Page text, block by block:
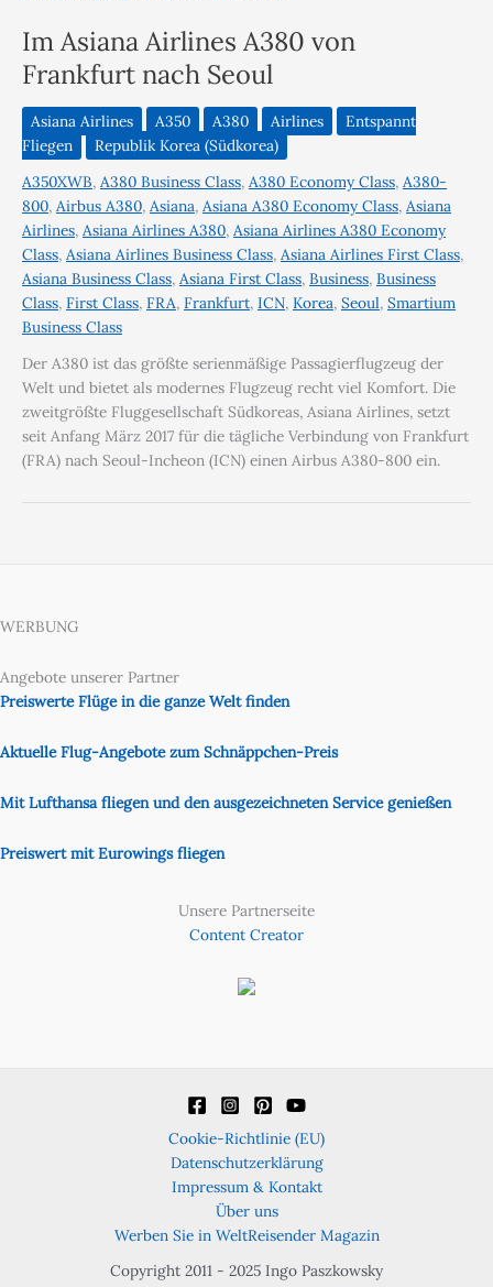
Im Asiana Airlines A380 von
Frankfurt nach Seoul
Asiana Airlines A350 A380 Airlines
Entspannt
Fliegen
Republik Korea (Südkorea)
A350XWB, A380 Business Class, A380 Economy Class, A380-
800, Airbus A380, Asiana, Asiana A380 Economy Class, Asiana
Airlines, Asiana Airlines A380, Asiana Airlines A380 Economy
Class, Asiana Airlines Business Class, Asiana Airlines First Class,
Asiana Business Class, Asiana First Class, Business, Business
Class, First Class, FRA, Frankfurt, ICN, Korea, Seoul, Smartium
Business Class
Der A380 ist das größte serienmäßige Passagierflugzeug der
Welt und bietet als modernes Flugzeug recht viel Komfort. Die
zweitgrößte Fluggesellschaft Südkoreas, Asiana Airlines, setzt
seit Anfang März 2017 für die tägliche Verbindung von Frankfurt
(FRA) nach Seoul-Incheon (ICN) einen Airbus A380-800 ein.
WERBUNG
Angebote unserer Partner
Preiswerte Flüge in die ganze Welt finden
Aktuelle Flug-Angebote zum Schnäppchen-Preis
Mit Lufthansa fliegen und den ausgezeichneten Service genießen
Preiswert mit Eurowings fliegen
Unsere Partnerseite
Content Creator
Cookie-Richtlinie (EU)
Datenschutzerklärung
Impressum & Kontakt
Über uns
Werben Sie in WeltReisender Magazin
Copyright 2011 - 2025 Ingo Paszkowsky